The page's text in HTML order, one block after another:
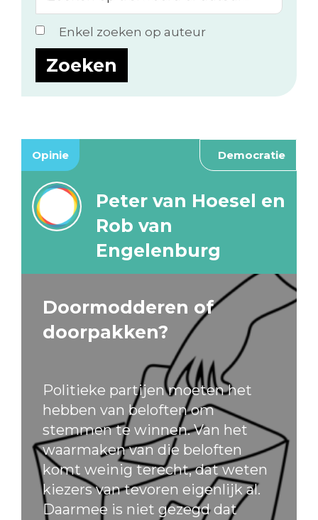
trefwoord
of
auteur...
Enkel zoeken op auteur
Opinie Democratie
Peter van Hoesel en
Rob van
Engelenburg
Doormodderen of
doorpakken?
Politieke partijen moeten het
hebben van beloften om
stemmen te winnen. Van het
waarmaken van die beloften
komt weinig terecht, dat weten
kiezers van tevoren eigenlijk al.
Daarmee is niet gezegd dat